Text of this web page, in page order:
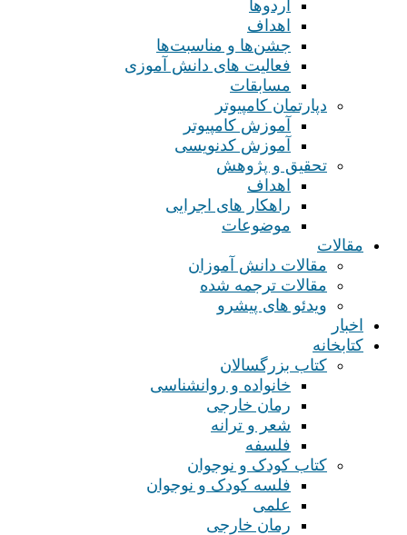
اردوها
اهداف
جشن‌ها و مناسبت‌ها
فعالیت های دانش آموزی
مسابقات
دپارتمان کامپیوتر
آموزش کامپیوتر
آموزش کدنویسی
تحقیق و پژوهش
اهداف
راهکار های اجرایی
موضوعات
مقالات
مقالات دانش آموزان
مقالات ترجمه شده
ویدئو های پیشرو
اخبار
کتابخانه
کتاب بزرگسالان
خانواده و روانشناسی
رمان خارجی
شعر و ترانه
فلسفه
کتاب کودک و نوجوان
فلسه کودک و نوجوان
علمی
رمان خارجی